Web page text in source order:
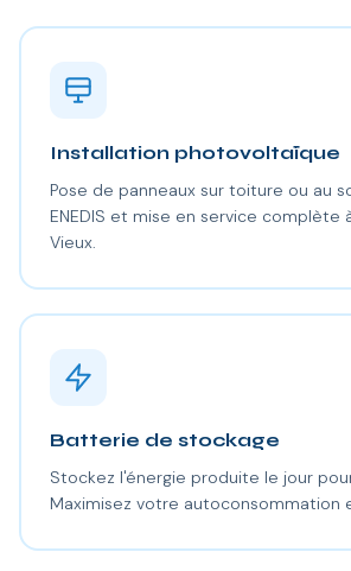
Installation photovoltaïque
Pose de panneaux sur toiture ou au
ENEDIS et mise en service complète
Vieux.
Batterie de stockage
Stockez l'énergie produite le jour
Maximisez votre autoconsommation